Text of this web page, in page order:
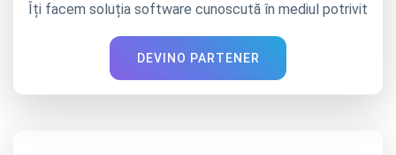
Îți facem soluția software cunoscută în mediul potrivit
DEVINO PARTENER